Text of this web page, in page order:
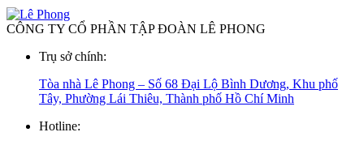
CÔNG TY CỔ PHẦN TẬP ĐOÀN LÊ PHONG
Trụ sở chính:
Tòa nhà Lê Phong – Số 68 Đại Lộ Bình Dương, Khu phố
Tây, Phường Lái Thiêu, Thành phố Hồ Chí Minh
Hotline: